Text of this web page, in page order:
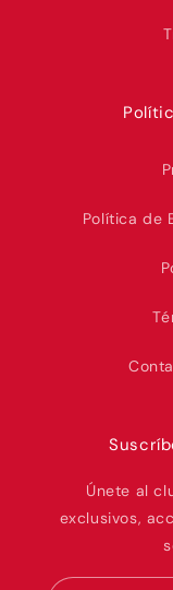
Política de
Únete al
exclusivos,